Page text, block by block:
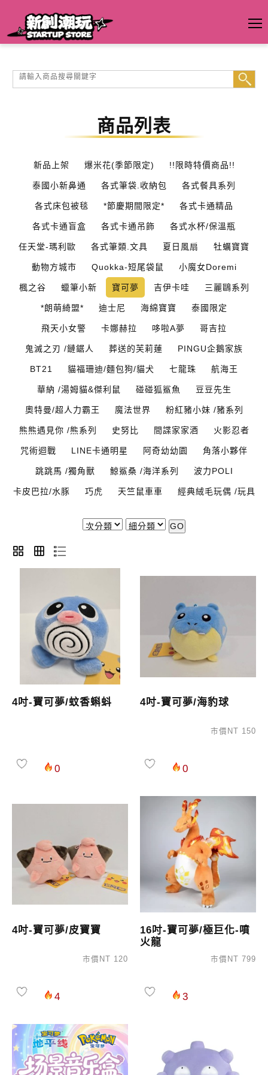
商品列表
新品上架 爆米花(季節限定) !!限時特價商品!!
泰國小新鼻通 各式筆袋.收納包 各式餐具系列
各式床包被毯 *節慶期間限定* 各式卡通精品
各式卡通盲盒 各式卡通吊飾 各式水杯/保溫瓶
任天堂-瑪利歐 各式筆類.文具 夏日風扇 牡蠣寶寶
動物方城市 Quokka-短尾袋鼠 小魔女Doremi
楓之谷 蠟筆小新 寶可夢 吉伊卡哇 三麗鷗系列
*朗萌綺盟* 迪士尼 海綿寶寶 泰國限定
飛天小女警 卡娜赫拉 哆啦A夢 哥吉拉
鬼滅之刃 /鏈鋸人 葬送的芙莉蓮 PINGU企鵝家族
BT21 貓福珊迪/麵包狗/貓犬 七龍珠 航海王
華納 /湯姆貓&傑利鼠 碰碰狐鯊魚 豆豆先生
奧特曼/超人力霸王 魔法世界 粉紅豬小妹 /豬系列
熊熊遇見你 /熊系列 史努比 間諜家家酒 火影忍者
咒術迴戰 LINE卡通明星 阿奇幼幼園 角落小夥伴
跳跳馬 /獨角獸 鯨鯊桑 /海洋系列 波力POLI
卡皮巴拉/水豚 巧虎 天竺鼠車車 經典絨毛玩偶 /玩具
GO
4吋-寶可夢/蚊香蝌蚪
0
4吋-寶可夢/海豹球
市價NT 150
0
4吋-寶可夢/皮寶寶
市價NT 120
4
16吋-寶可夢/極巨化-噴
火龍
市價NT 799
3